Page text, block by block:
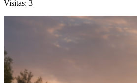
Visitas: 3